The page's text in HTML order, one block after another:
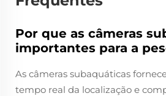
Por que as câmeras
importantes para a
As câmeras subaquáticas
tempo real da localização e